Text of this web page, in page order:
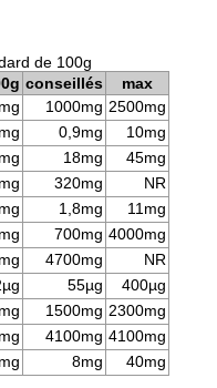
de 100g
conseillés
max
1000mg 2500mg
0,9mg
10mg
18mg
45mg
320mg
NR
1,8mg
11mg
700mg 4000mg
4700mg
NR
55µg
400µg
1500mg 2300mg
4100mg 4100mg
8mg 40mg